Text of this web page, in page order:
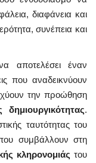
διαφάνεια και
συνέπεια και
αποτελέσει έναν
που αναδεικνύουν
την προώθηση
.
ταυτότητας του
συμβάλλουν στη
κληρονομιάς του